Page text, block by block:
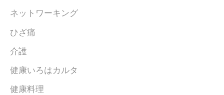
ネットワーキング
ひざ痛
介護
健康いろはカルタ
健康料理